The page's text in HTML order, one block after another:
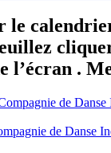
le
l’écran .
de
de Danse